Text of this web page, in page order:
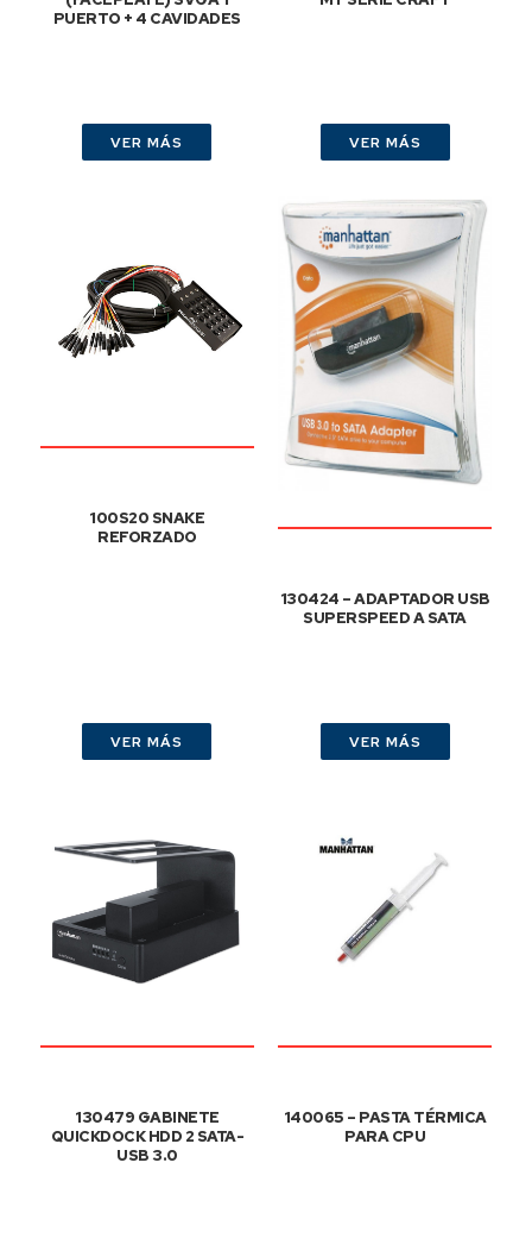
PUERTO + 4 CAVIDADES
VER MÁS VER MÁS
100S20 SNAKE
REFORZADO
VER MÁS
130424 – ADAPTADOR USB
SUPERSPEED A SATA
VER MÁS
130479 GABINETE
QUICKDOCK HDD 2 SATA-
USB 3.0
140065 – PASTA TÉRMICA
PARA CPU